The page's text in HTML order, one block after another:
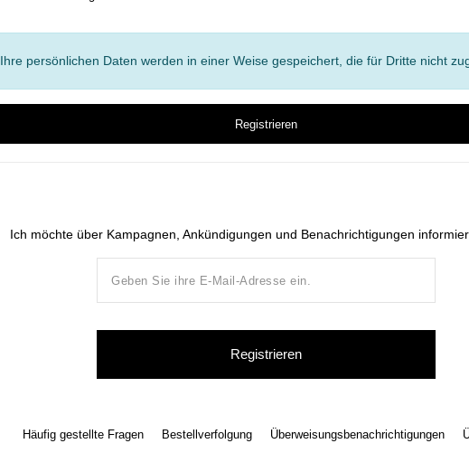
Ihre persönlichen Daten werden in einer Weise gespeichert, die für Dritte nicht
Registrieren
Ich möchte über Kampagnen, Ankündigungen und Benachrichtigungen
Registrieren
Häufig gestellte Fragen Bestellverfolgung Überweisungsbenachrichtigungen